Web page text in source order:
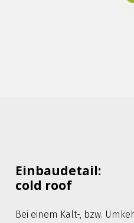
Einbaudetail:
cold roof
Bei einem Kalt-, bzw.